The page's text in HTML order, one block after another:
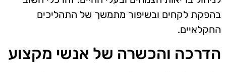
בהפקת לקחים ובשיפור מתמשך של התהליכים
החקלאיים.
הדרכה והכשרה של אנשי מקצוע